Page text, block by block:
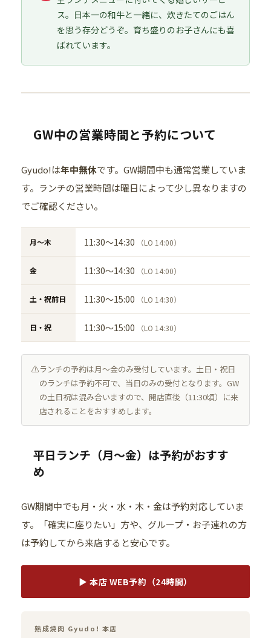
ス。日本一の和牛と一緒に、炊きたてのごはん
を思う存分どうぞ。育ち盛りのお子さんにも喜
ばれています。
GW中の営業時間と予約について
Gyudo!は年中無休です。GW期間中も通常営業していま
す。ランチの営業時間は曜日によって少し異なりますの
でご確認ください。
月〜木 11:30〜14:30 （LO 14:00）
金 11:30〜14:30 （LO 14:00）
土・祝前日 11:30〜15:00 （LO 14:30）
日・祝 11:30〜15:00 （LO 14:30）
ランチの予約は月〜金のみ受付しています。土日・祝日
のランチは予約不可で、当日のみの受付となります。GW
の土日祝は混み合いますので、開店直後（11:30頃）に来
店されることをおすすめします。
平日ランチ（月〜金）は予約がおすす
め
GW期間中でも月・火・水・木・金は予約対応していま
す。「確実に座りたい」方や、グループ・お子連れの方
は予約してから来店すると安心です。
▶ 本店 WEB予約（24時間）
熟成焼肉 Gyudo! 本店